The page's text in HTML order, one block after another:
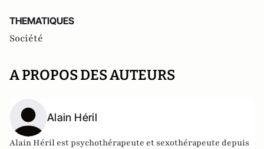
THEMATIQUES
Société
A PROPOS DES AUTEURS
Alain Héril
Alain Héril est psychothérapeute et sexothérapeute depuis